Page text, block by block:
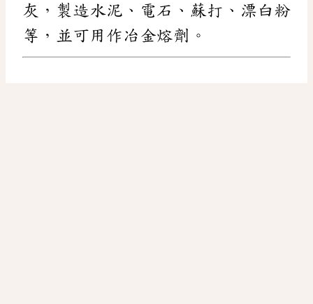
灰，製造水泥、電石、蘇打、漂白粉
等，並可用作冶金熔劑。